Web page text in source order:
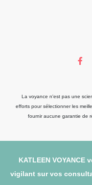
La voyance n'est pas une
efforts pour sélectionner les
fournir aucune garantie de
KATLEEN
vigilant sur vos